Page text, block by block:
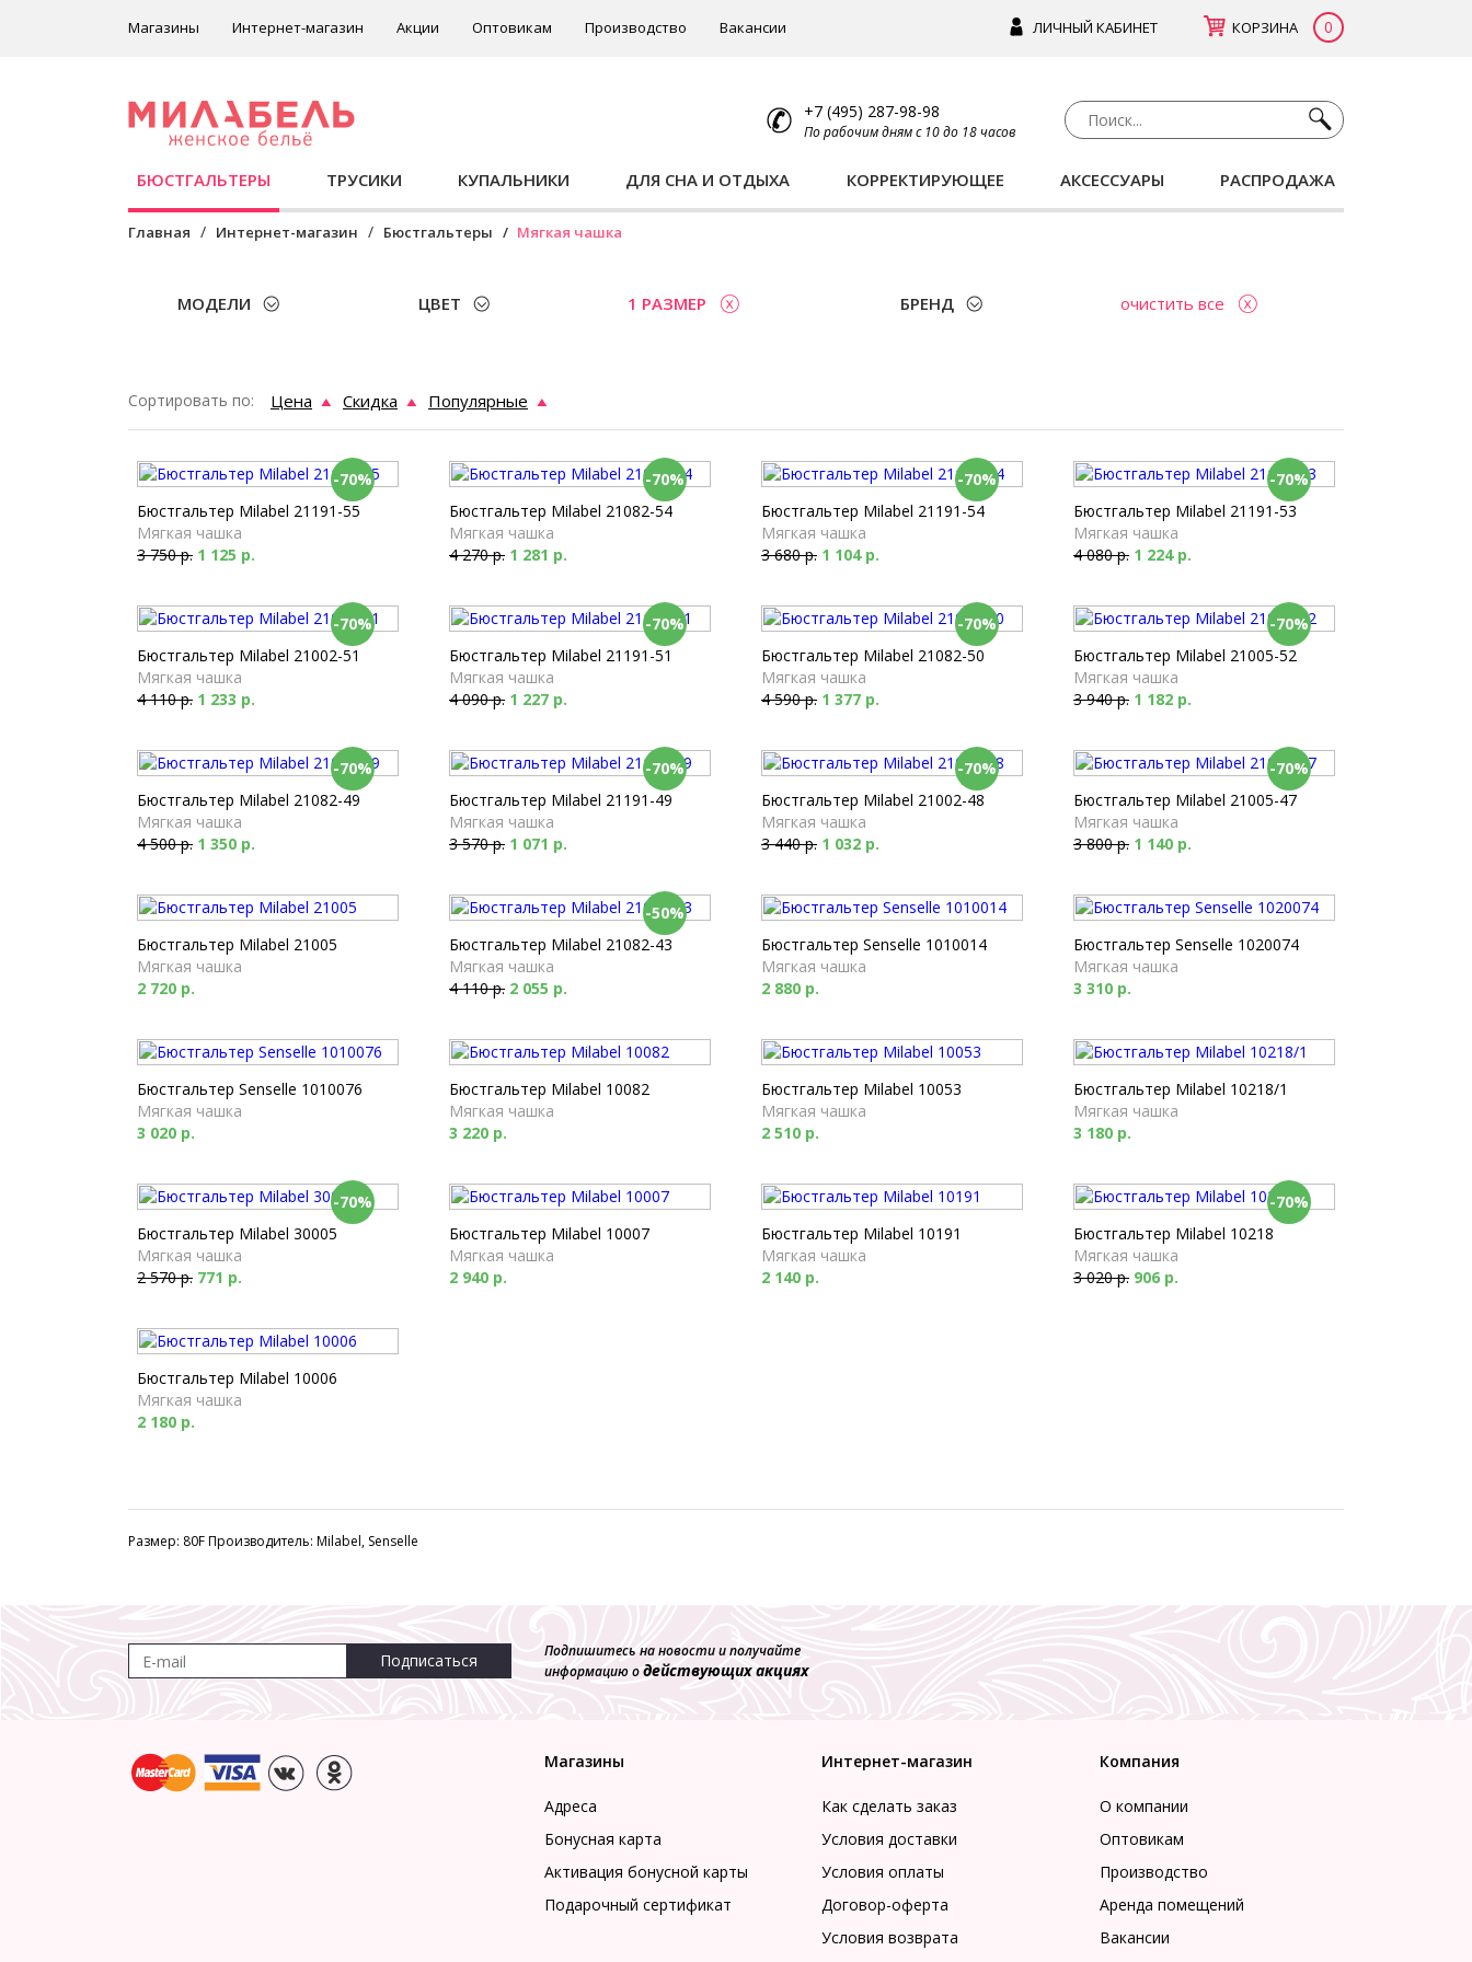
ЛИЧНЫЙ КАБИНЕТ КОРЗИНА 0
Магазины Интернет-магазин Акции Оптовикам Производство Вакансии
+7 (495) 287-98-98
По рабочим дням с 10 до 18 часов
БЮСТГАЛЬТЕРЫ ТРУСИКИ КУПАЛЬНИКИ ДЛЯ СНА И ОТДЫХА КОРРЕКТИРУЮЩЕЕ АКСЕССУАРЫ РАСПРОДАЖА
Главная Интернет-магазин Бюстгальтеры Мягкая чашка
МОДЕЛИ ЦВЕТ 1 РАЗМЕР БРЕНД очистить все
Сортировать по: Цена Скидка Популярные
-70%
Бюстгальтер Milabel 21191-55
Мягкая чашка
3 750 р. 1 125 р.
-70%
Бюстгальтер Milabel 21082-54
Мягкая чашка
4 270 р. 1 281 р.
-70%
Бюстгальтер Milabel 21191-54
Мягкая чашка
3 680 р. 1 104 р.
-70%
Бюстгальтер Milabel 21191-53
Мягкая чашка
4 080 р. 1 224 р.
-70%
Бюстгальтер Milabel 21002-51
Мягкая чашка
4 110 р. 1 233 р.
-70%
Бюстгальтер Milabel 21191-51
Мягкая чашка
4 090 р. 1 227 р.
-70%
Бюстгальтер Milabel 21082-50
Мягкая чашка
4 590 р. 1 377 р.
-70%
Бюстгальтер Milabel 21005-52
Мягкая чашка
3 940 р. 1 182 р.
-70%
Бюстгальтер Milabel 21082-49
Мягкая чашка
4 500 р. 1 350 р.
-70%
Бюстгальтер Milabel 21191-49
Мягкая чашка
3 570 р. 1 071 р.
-70%
Бюстгальтер Milabel 21002-48
Мягкая чашка
3 440 р. 1 032 р.
-70%
Бюстгальтер Milabel 21005-47
Мягкая чашка
3 800 р. 1 140 р.
Бюстгальтер Milabel 21005
Мягкая чашка
2 720 р.
-50%
Бюстгальтер Milabel 21082-43
Мягкая чашка
4 110 р. 2 055 р.
Бюстгальтер Senselle 1010014
Мягкая чашка
2 880 р.
Бюстгальтер Senselle 1020074
Мягкая чашка
3 310 р.
Бюстгальтер Senselle 1010076
Мягкая чашка
3 020 р.
Бюстгальтер Milabel 10082
Мягкая чашка
3 220 р.
Бюстгальтер Milabel 10053
Мягкая чашка
2 510 р.
Бюстгальтер Milabel 10218/1
Мягкая чашка
3 180 р.
-70%
Бюстгальтер Milabel 30005
Мягкая чашка
2 570 р. 771 р.
Бюстгальтер Milabel 10007
Мягкая чашка
2 940 р.
Бюстгальтер Milabel 10191
Мягкая чашка
2 140 р.
-70%
Бюстгальтер Milabel 10218
Мягкая чашка
3 020 р. 906 р.
Бюстгальтер Milabel 10006
Мягкая чашка
2 180 р.
Размер: 80F Производитель: Milabel, Senselle
Подписаться
Подпишитесь на новости и получайте
информацию одействующих акциях
Магазины
Адреса
Бонусная карта
Активация бонусной карты
Подарочный сертификат
Интернет-магазин
Как сделать заказ
Условия доставки
Условия оплаты
Договор-оферта
Условия возврата
Компания
О компании
Оптовикам
Производство
Аренда помещений
Вакансии